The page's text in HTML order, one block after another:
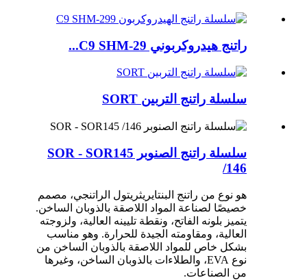
راتنج هيدروكربوني C9 SHM-29...
سلسلة راتنج التربين SORT
سلسلة راتنج الصنوبر SOR - SOR145
/146
هو نوع من راتنج البنتايريثريتول الراتنجي، مصمم
خصيصًا لصناعة المواد اللاصقة بالذوبان الساخن.
يتميز بلونه الفاتح، ونقطة تليينه العالية، ولزوجته
العالية، ومقاومته الجيدة للحرارة. وهو مناسب
بشكل خاص للمواد اللاصقة بالذوبان الساخن من
نوع EVA، والطلاءات بالذوبان الساخن، وغيرها
من الصناعات.